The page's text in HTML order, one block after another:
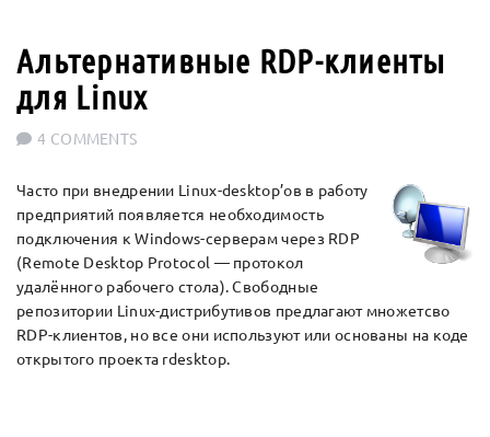
Альтернативные RDP-клиенты
для Linux
4 COMMENTS
Часто при внедрении Linux-desktop’ов в работу
предприятий появляется необходимость
подключения к Windows-серверам через RDP
(Remote Desktop Protocol — протокол
удалённого рабочего стола). Свободные
репозитории Linux-дистрибутивов предлагают множетсво
RDP-клиентов, но все они используют или основаны на коде
открытого проекта rdesktop.